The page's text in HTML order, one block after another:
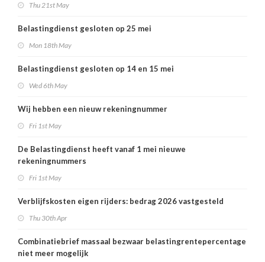
Thu 21st May
Belastingdienst gesloten op 25 mei
Mon 18th May
Belastingdienst gesloten op 14 en 15 mei
Wed 6th May
Wij hebben een nieuw rekeningnummer
Fri 1st May
De Belastingdienst heeft vanaf 1 mei nieuwe
rekeningnummers
Fri 1st May
Verblijfskosten eigen rijders: bedrag 2026 vastgesteld
Thu 30th Apr
Combinatiebrief massaal bezwaar belastingrentepercentage
niet meer mogelijk